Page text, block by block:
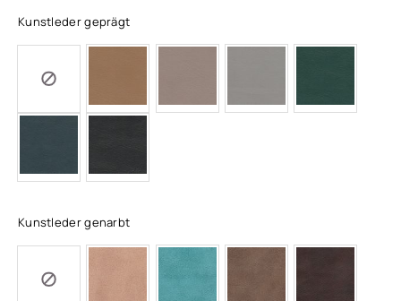
Kunstleder geprägt
Kunstleder genarbt